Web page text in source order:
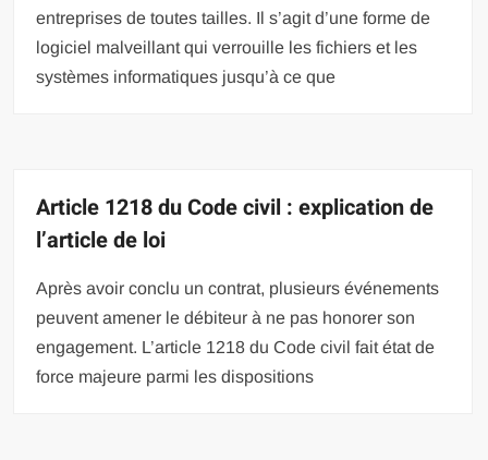
entreprises de toutes tailles. Il s’agit d’une forme de
logiciel malveillant qui verrouille les fichiers et les
systèmes informatiques jusqu’à ce que
Article 1218 du Code civil : explication de
l’article de loi
Après avoir conclu un contrat, plusieurs événements
peuvent amener le débiteur à ne pas honorer son
engagement. L’article 1218 du Code civil fait état de
force majeure parmi les dispositions